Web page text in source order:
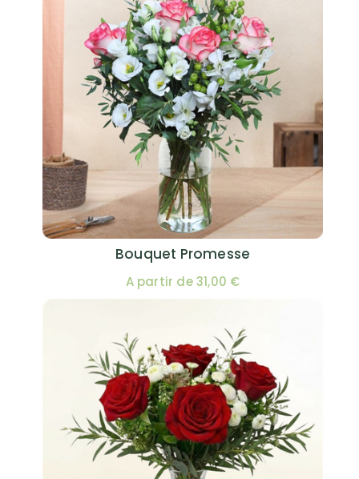
Bouquet Promesse
A partir de 31,00 €